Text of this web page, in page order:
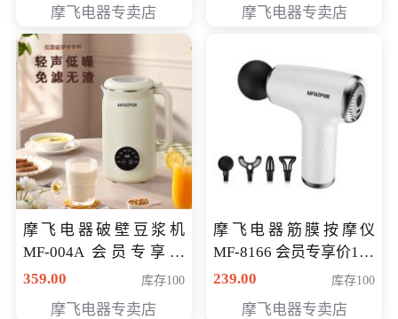
摩飞电器专卖店 摩飞电器专卖店
摩飞电器破壁豆浆机
MF-004A 会员专享价
168元
359.00 库存100
摩飞电器专卖店
摩飞电器筋膜按摩仪
MF-8166 会员专享价168
元
239.00 库存100
摩飞电器专卖店